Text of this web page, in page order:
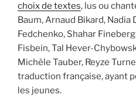
choix de textes, lus ou
Baum, Arnaud Bikard,
Fedchenko, Shahar
Fisbein, Tal Hever-
Michèle Tauber, Reyze
traduction française, ayant
les jeunes.